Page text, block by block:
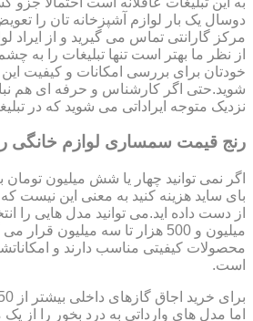
دوسال یک بار لوازم آشپزخانه تان را
مرکز گارانتی تماس می گیرید و از ایراد
از نظر ما بهتر است تنها تبلیغات را به
خودتان برای بررسی امکانات و کیفیت
شوید.حتی اگر کارشناس و حرفه ای هم
نزدیک متوجه ایراداتی می شوید که در
رنج قیمت سمساری لوازم خانگی
اگر نمی توانید چهار یا شش میلیون
بای ساید هزینه کنید به معنی این نیست که
از دست داده اید.می توانید مدل هایی را
میلیون و 500 هزار تا سه میلیون
محصولات کیفیتی مناسب دارند و
است.